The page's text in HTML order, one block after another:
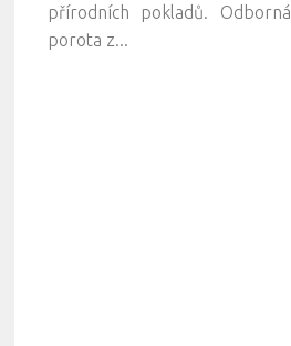
přírodních pokladů. Odborná
porota z...